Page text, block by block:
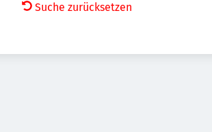
Suche zurücksetzen